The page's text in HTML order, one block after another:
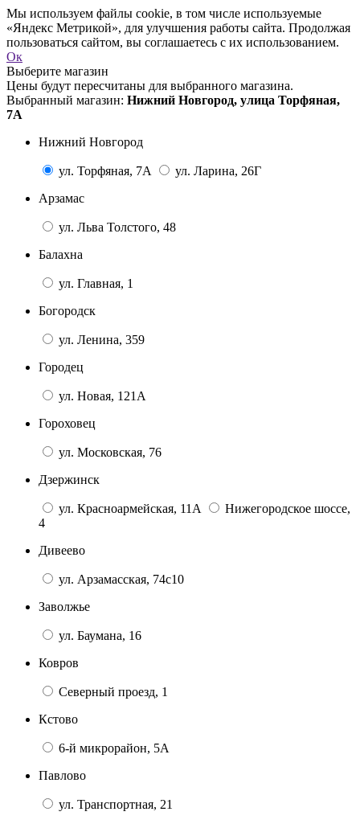
Мы используем файлы cookie, в том числе используемые
«Яндекс Метрикой», для улучшения работы сайта. Продолжая
пользоваться сайтом, вы соглашаетесь с их использованием.
Ок
Выберите магазин
Цены будут пересчитаны для выбранного магазина.
Выбранный магазин: Нижний Новгород, улица Торфяная,
7А
Нижний Новгород
ул. Торфяная, 7А
ул. Ларина, 26Г
Арзамас
ул. Льва Толстого, 48
Балахна
ул. Главная, 1
Богородск
ул. Ленина, 359
Городец
ул. Новая, 121А
Гороховец
ул. Московская, 76
Дзержинск
ул. Красноармейская, 11А
Нижегородское шоссе,
4
Дивеево
ул. Арзамасская, 74с10
Заволжье
ул. Баумана, 16
Ковров
Северный проезд, 1
Кстово
6-й микрорайон, 5А
Павлово
ул. Транспортная, 21